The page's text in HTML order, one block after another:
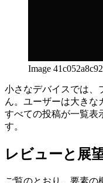
Image
小さなデバイスでは、
すべての投稿が一覧表